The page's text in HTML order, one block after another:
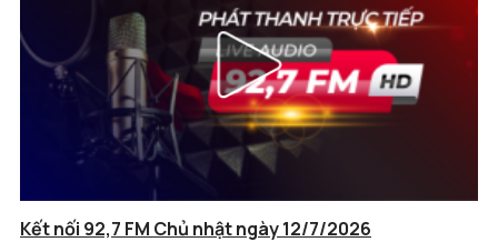
Kết nối 92,7 FM Chủ nhật ngày 12/7/2026